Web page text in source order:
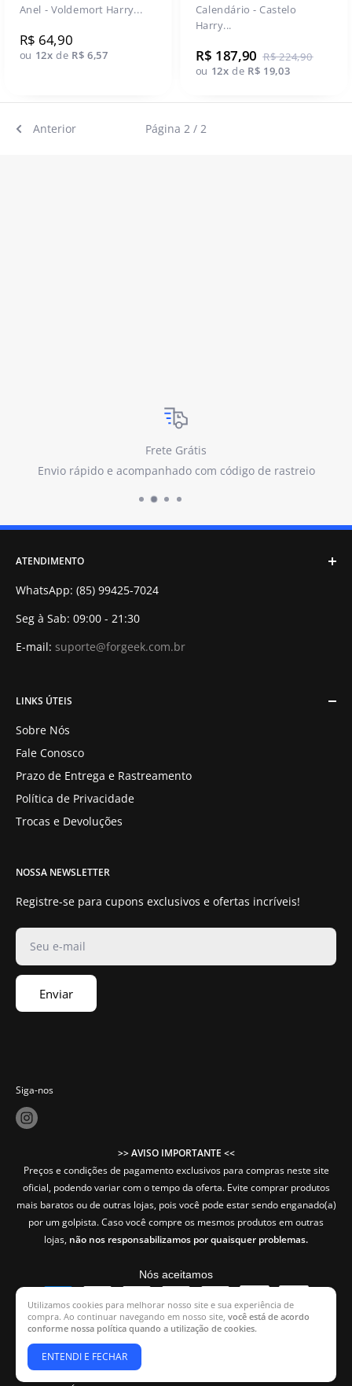
Anel - Voldemort Harry...
R$ 64,90
ou 12x de R$ 6,57
Calendário - Castelo
Harry...
R$ 187,90 R$ 224,90
ou 12x de R$ 19,03
Anterior Página 2 / 2
Frete Grátis
Envio rápido e acompanhado com código de rastreio
ATENDIMENTO
WhatsApp: (85) 99425-7024
Seg à Sab: 09:00 - 21:30
E-mail: suporte@forgeek.com.br
LINKS ÚTEIS
Sobre Nós
Fale Conosco
Prazo de Entrega e Rastreamento
Política de Privacidade
Trocas e Devoluções
NOSSA NEWSLETTER
Registre-se para cupons exclusivos e ofertas incríveis!
Seu e-mail
Enviar
Siga-nos
>> AVISO IMPORTANTE <<
Preços e condições de pagamento exclusivos para compras neste site
oficial, podendo variar com o tempo da oferta. Evite comprar produtos
mais baratos ou de outras lojas, pois você pode estar sendo enganado(a)
por um golpista. Caso você compre os mesmos produtos em outras
lojas, não nos responsabilizamos por quaisquer problemas.
Nós aceitamos
Copyright - ForGeek© | Todos os Direitos Reservados.
CNPJ: 66.058.362/0001-41
Utilizamos cookies para melhorar nosso site e sua experiência de
compra. Ao continuar navegando em nosso site, você está de acordo
conforme nossa política quando a utilização de cookies.
ENTENDI E FECHAR